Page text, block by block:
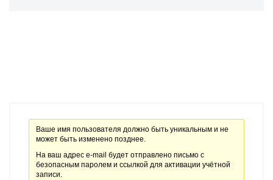
Ваше имя пользователя должно быть уникальным и не
может быть изменено позднее.
На ваш адрес e-mail будет отправлено письмо с
безопасным паролем и ссылкой для активации учётной
записи.